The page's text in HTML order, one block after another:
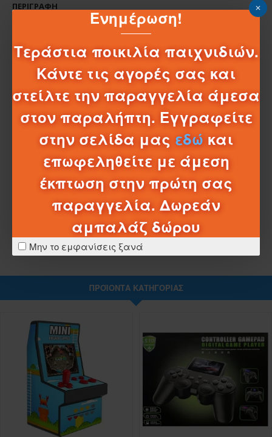
Ενημέρωση!
Τεράστια ποικιλία παιχνιδιών.
Κάντε τις αγορές σας και
στείλτε την παραγγελία άμεσα
στον παραλήπτη. Εγγραφείτε
στην σελίδα μας εδώ και
επωφεληθείτε με άμεση
έκπτωση στην πρώτη σας
παραγγελία. Δωρεάν
αμπαλάζ δώρου
Μην το εμφανίσεις ξανά
ΠΕΡΙΓΡΑΦΉ
Mini Κονσόλα Arcade Παιχνίδια F1
Μαύρο Ηλεκτρονικό παιχνίδι 640 games με usb
Προτεινόμενη ηλικία 4 ετών και άνω
ΣΧΈΔΙΑ - ΜΠΑΤΑΡΊΕΣ
ΛΕΠΤΟΜΈΡΕΙΕΣ ΑΠΟΣΤΟΛΉΣ
ΠΡΟΪΌΝΤΑ ΚΑΤΗΓΟΡΊΑΣ